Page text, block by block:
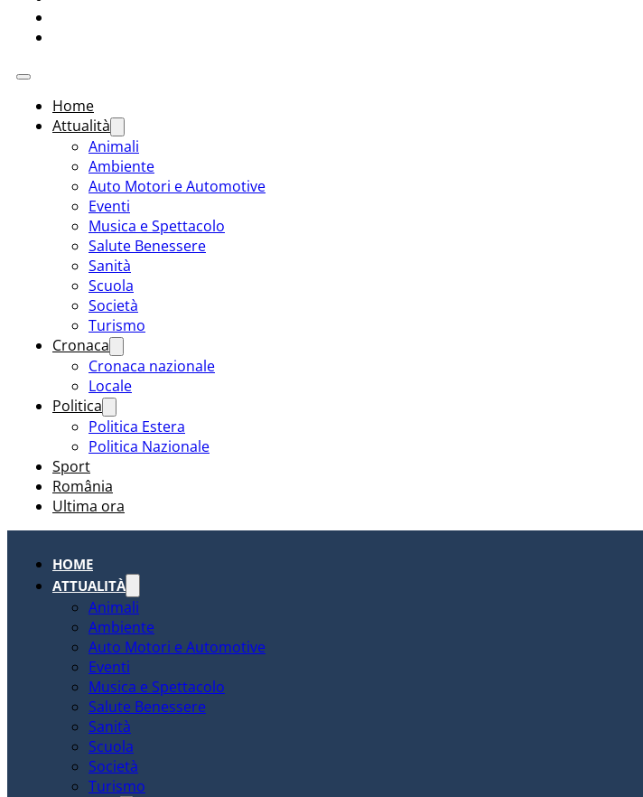
Home
Attualità
Animali
Ambiente
Auto Motori e Automotive
Eventi
Musica e Spettacolo
Salute Benessere
Sanità
Scuola
Società
Turismo
Cronaca
Cronaca nazionale
Locale
Politica
Politica Estera
Politica Nazionale
Sport
România
Ultima ora
HOME
ATTUALITÀ
Animali
Ambiente
Auto Motori e Automotive
Eventi
Musica e Spettacolo
Salute Benessere
Sanità
Scuola
Società
Turismo